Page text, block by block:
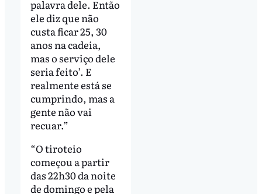
palavra dele. Então
ele diz que não
custa ficar 25, 30
anos na cadeia,
mas o serviço dele
seria feito’. E
realmente está se
cumprindo, mas a
gente não vai
recuar.”
“O tiroteio
começou a partir
das 22h30 da noite
de domingo e pela